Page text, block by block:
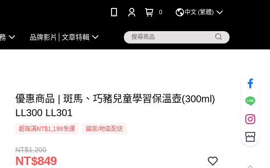
0 中文 (繁體)
品牌影片│文章特輯
優惠商品 | 斑馬、巧豬兒童學習保溫壺(300ml)
LL300 LL301
超取滿NT$1,199免運 國家/地區配送
NT$1,200
NT$849